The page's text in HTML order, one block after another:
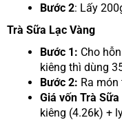
Bước 2: Lấy
Trà Sữa Lạc Vàng
Bước 1: Cho
kiêng thì dùng
Bước 2: Ra
Giá vốn Trà
kiêng (4.26k) +